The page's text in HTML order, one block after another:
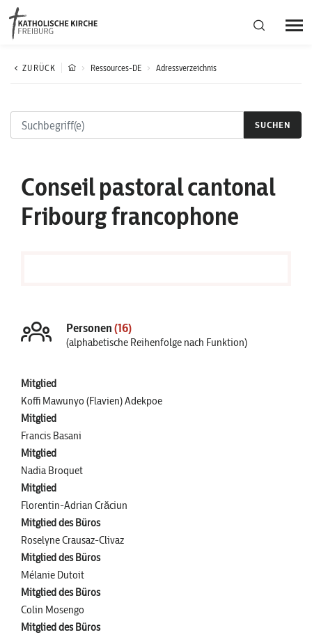
Bistumsregion Deutschfreiburg
Fachstellen
Kantonale Körperschaft
ZURÜCK Ressources-DE Adressverzeichnis
SUCHEN
Conseil pastoral cantonal
Fribourg francophone
Personen(16)
(alphabetische Reihenfolge nach Funktion)
Mitglied
Koffi Mawunyo (Flavien) Adekpoe
Mitglied
Francis Basani
Mitglied
Nadia Broquet
Mitglied
Florentin-Adrian Crăciun
Mitglied des Büros
Roselyne Crausaz-Clivaz
Mitglied des Büros
Mélanie Dutoit
Mitglied des Büros
Colin Mosengo
Mitglied des Büros